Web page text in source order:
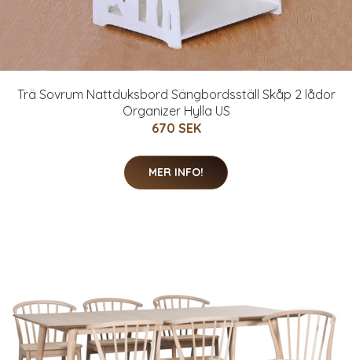
Trä Sovrum Nattduksbord Sängbordsställ Skåp 2 lådor
Organizer Hylla US
670 SEK
MER INFO!